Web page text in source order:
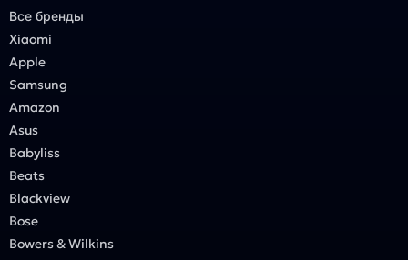
Все бренды
Xiaomi
Apple
Samsung
Amazon
Asus
Babyliss
Beats
Blackview
Bose
Bowers & Wilkins